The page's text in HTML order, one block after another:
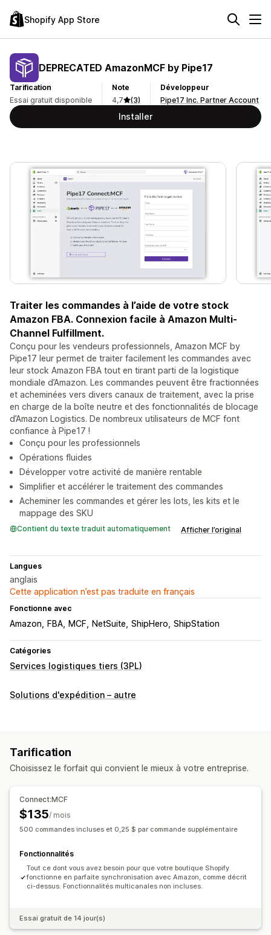
Shopify App Store
DEPRECATED AmazonMCF by Pipe17
Tarification
Essai gratuit disponible
Note
4,7
(3)
Développeur
Pipe17 Inc. Partner Account
Installer
Traiter les commandes à l’aide de votre stock
Amazon FBA. Connexion facile à Amazon Multi-
Channel Fulfillment.
Conçu pour les vendeurs professionnels, Amazon MCF by
Pipe17 leur permet de traiter facilement les commandes avec
leur stock Amazon FBA tout en tirant parti de la logistique
mondiale d’Amazon. Les commandes peuvent être fractionnées
et acheminées vers divers canaux de traitement, avec la prise
en charge de la boîte neutre et des fonctionnalités de blocage
d’Amazon Logistics. De nombreux utilisateurs de MCF font
confiance à Pipe17 !
Conçu pour les professionnels
Opérations fluides
Développer votre activité de manière rentable
Simplifier et accélérer le traitement des commandes
Acheminer les commandes et gérer les lots, les kits et le
mappage des SKU
Contient du texte traduit automatiquement Afficher l’original
Langues
anglais
Cette application n’est pas traduite en français
Fonctionne avec
Amazon FBA MCF NetSuite ShipHero ShipStation
Catégories
Services logistiques tiers (3PL)
Solutions d'expédition – autre
Tarification
Choisissez le forfait qui convient le mieux à votre entreprise.
Connect:MCF
$135/ mois
500 commandes incluses et 0,25 $ par commande supplémentaire
Fonctionnalités
Tout ce dont vous avez besoin pour que votre boutique Shopify
fonctionne en parfaite synchronisation avec Amazon, comme décrit
ci-dessus. Fonctionnalités multicanales non incluses.
Essai gratuit de 14 jour(s)